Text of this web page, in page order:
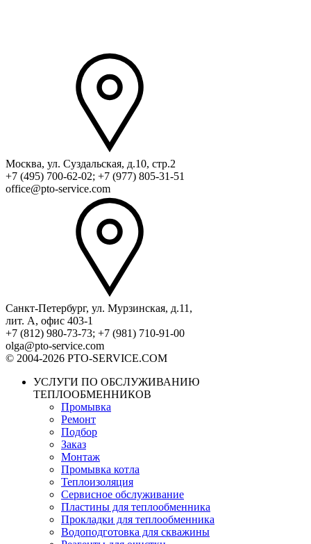
Москва, ул. Суздальская, д.10, стр.2
+7 (495) 700-62-02; +7 (977) 805-31-51
office@pto-service.com
Санкт-Петербург, ул. Мурзинская, д.11,
лит. А, офис 403-1
+7 (812) 980-73-73; +7 (981) 710-91-00
olga@pto-service.com
© 2004-2026 PTO-SERVICE.COM
УСЛУГИ ПО ОБСЛУЖИВАНИЮ
ТЕПЛООБМЕННИКОВ
Промывка
Ремонт
Подбор
Заказ
Монтаж
Промывка котла
Теплоизоляция
Сервисное обслуживание
Пластины для теплообменника
Прокладки для теплообменника
Водоподготовка для скважины